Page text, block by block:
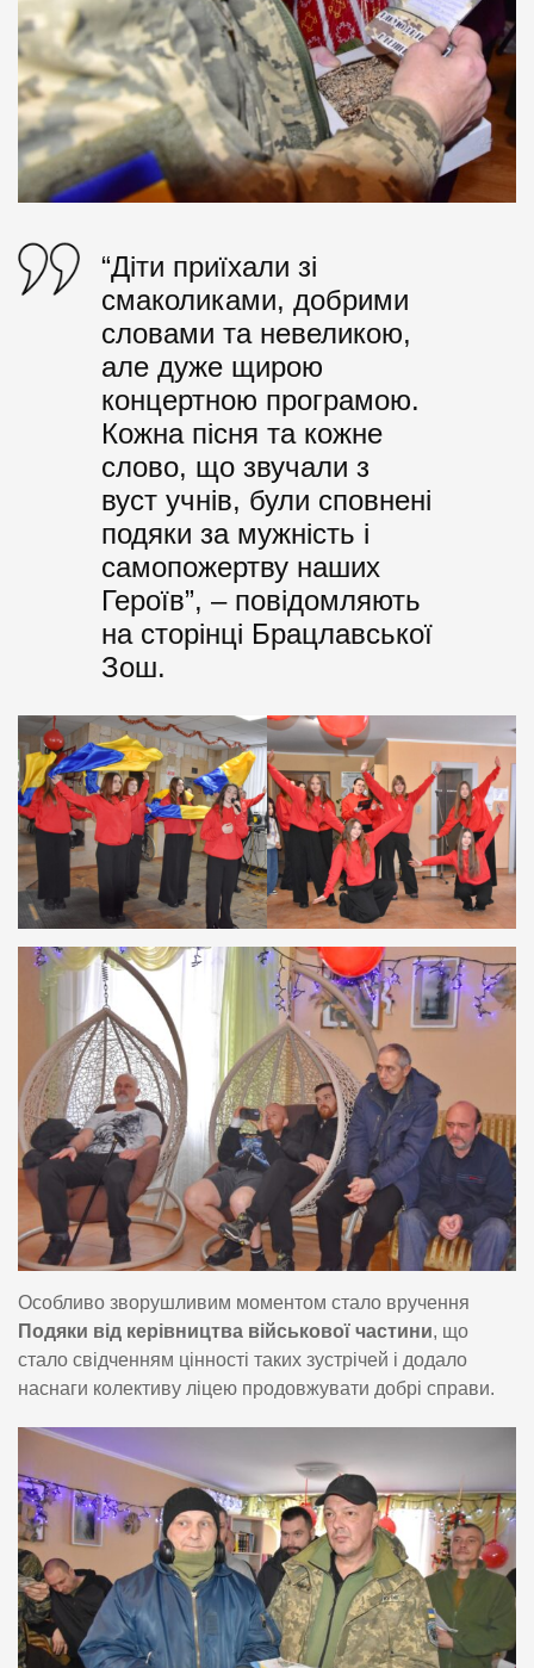
“Діти приїхали зі
смаколиками, добрими
словами та невеликою,
але дуже щирою
концертною програмою.
Кожна пісня та кожне
слово, що звучали з
вуст учнів, були сповнені
подяки за мужність і
самопожертву наших
Героїв”, – повідомляють
на сторінці Брацлавської
Зош.
Особливо зворушливим моментом стало вручення
Подяки від керівництва військової частини, що
стало свідченням цінності таких зустрічей і додало
наснаги колективу ліцею продовжувати добрі справи.